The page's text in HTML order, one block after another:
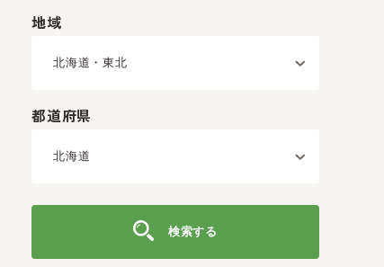
地域
都道府県
検索する